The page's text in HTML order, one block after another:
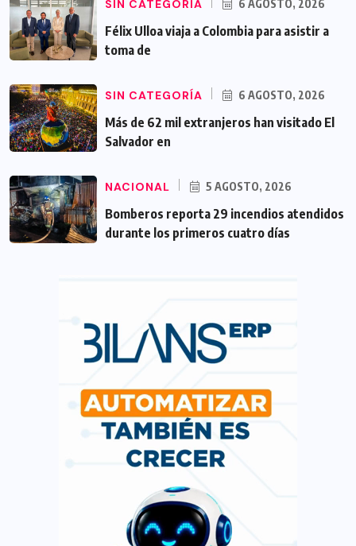
SIN CATEGORÍA 6 AGOSTO, 2026
Félix Ulloa viaja a Colombia para asistir a
toma de
SIN CATEGORÍA 6 AGOSTO, 2026
Más de 62 mil extranjeros han visitado El
Salvador en
NACIONAL 5 AGOSTO, 2026
Bomberos reporta 29 incendios atendidos
durante los primeros cuatro días